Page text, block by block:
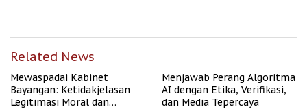
Related News
Mewaspadai Kabinet
Bayangan: Ketidakjelasan
Legitimasi Moral dan
Menjawab Perang Algoritma
AI dengan Etika, Verifikasi,
dan Media Tepercaya